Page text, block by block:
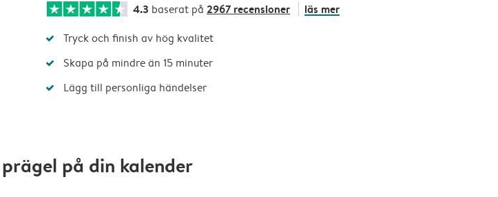
4.3 baserat på 2967 recensioner läs mer
Tryck och finish av hög kvalitet
Skapa på mindre än 15 minuter
Lägg till personliga händelser
på din kalender